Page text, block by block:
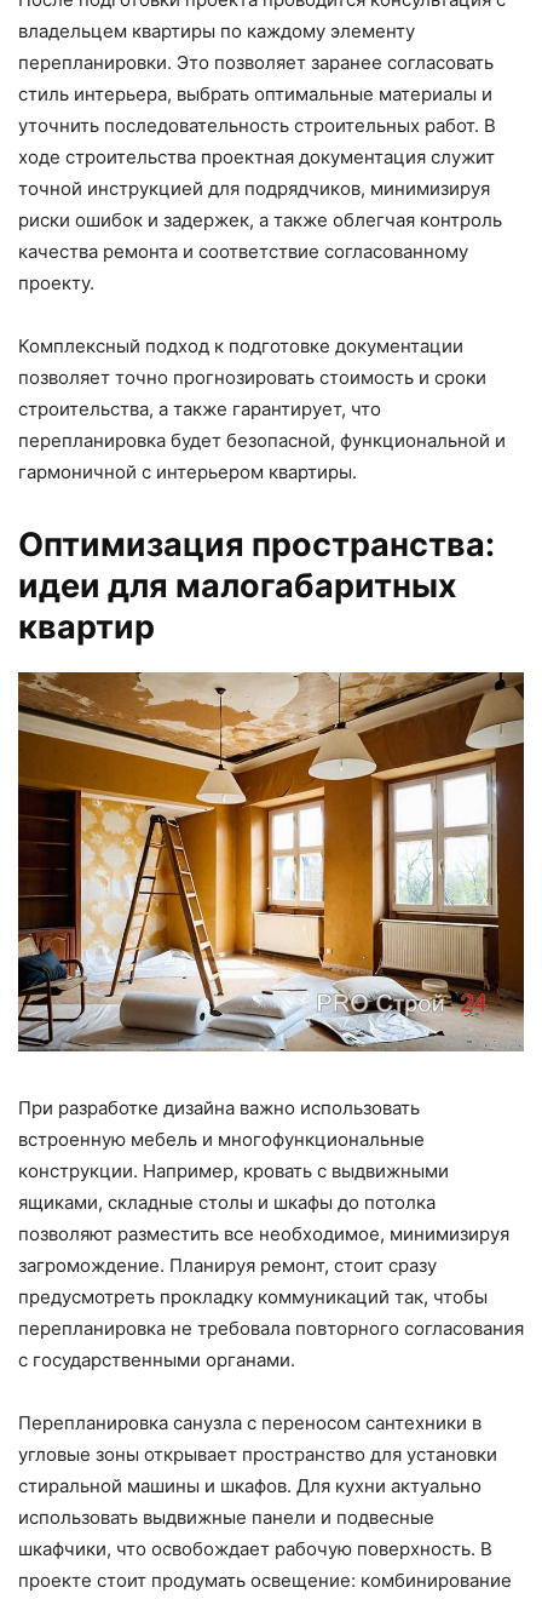
владельцем квартиры по каждому элементу
перепланировки. Это позволяет заранее согласовать
стиль интерьера, выбрать оптимальные материалы и
уточнить последовательность строительных работ. В
ходе строительства проектная документация служит
точной инструкцией для подрядчиков, минимизируя
риски ошибок и задержек, а также облегчая контроль
качества ремонта и соответствие согласованному
проекту.
Комплексный подход к подготовке документации
позволяет точно прогнозировать стоимость и сроки
строительства, а также гарантирует, что
перепланировка будет безопасной, функциональной и
гармоничной с интерьером квартиры.
Оптимизация пространства:
идеи для малогабаритных
квартир
При разработке дизайна важно использовать
встроенную мебель и многофункциональные
конструкции. Например, кровать с выдвижными
ящиками, складные столы и шкафы до потолка
позволяют разместить все необходимое, минимизируя
загромождение. Планируя ремонт, стоит сразу
предусмотреть прокладку коммуникаций так, чтобы
перепланировка не требовала повторного согласования
с государственными органами.
Перепланировка санузла с переносом сантехники в
угловые зоны открывает пространство для установки
стиральной машины и шкафов. Для кухни актуально
использовать выдвижные панели и подвесные
шкафчики, что освобождает рабочую поверхность. В
проекте стоит продумать освещение: комбинирование